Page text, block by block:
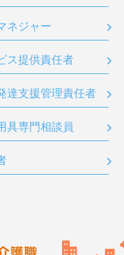
ネジャー
ス提供責任者
達支援管理責任者
具専門相談員